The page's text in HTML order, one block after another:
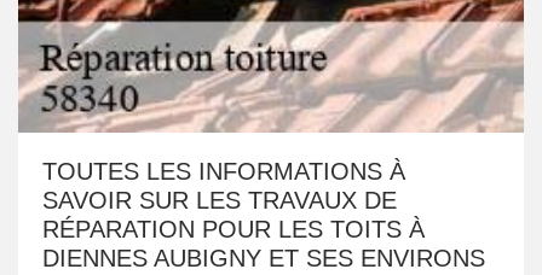
TOUTES LES INFORMATIONS À
SAVOIR SUR LES TRAVAUX DE
RÉPARATION POUR LES TOITS À
DIENNES AUBIGNY ET SES ENVIRONS